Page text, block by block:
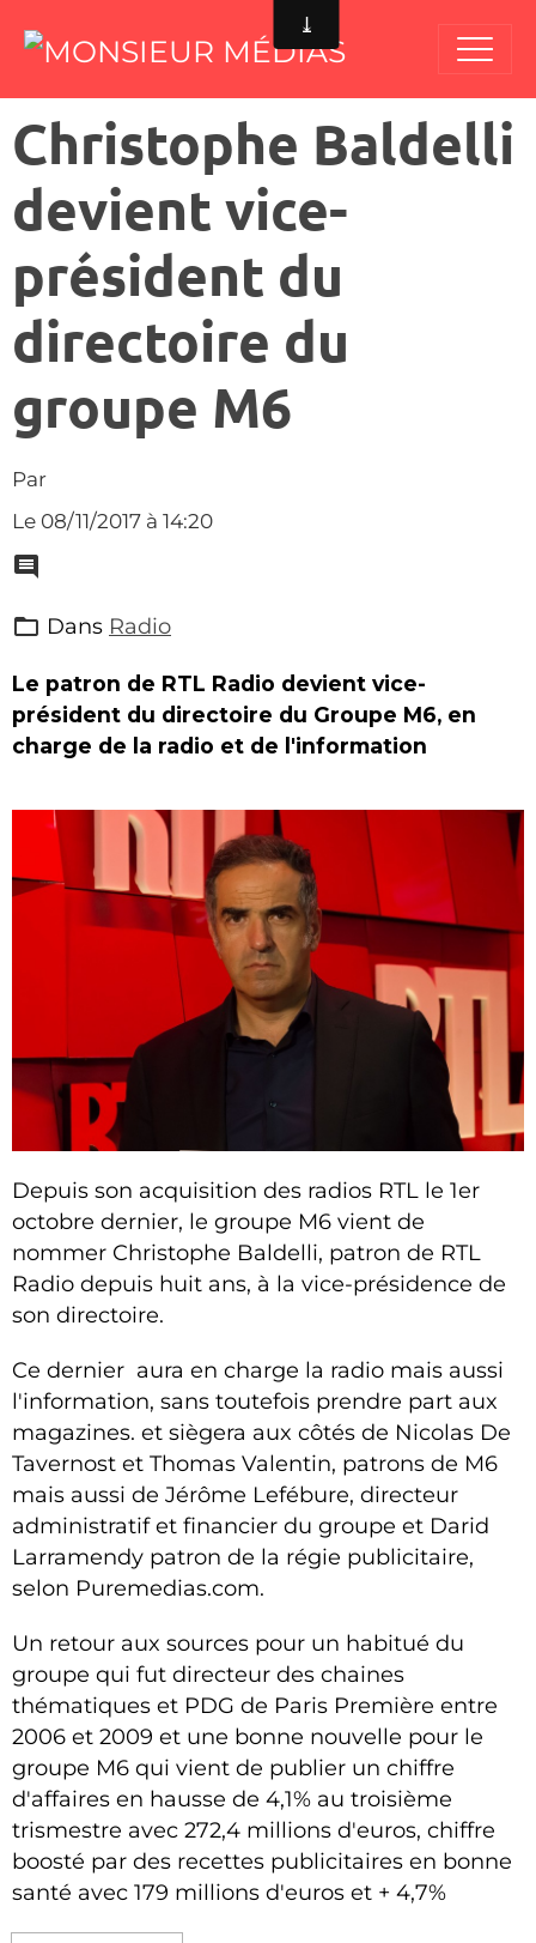
Christophe Baldelli
devient vice-
président du
directoire du
groupe M6
Par
Le 08/11/2017 à 14:20
Dans Radio
Le patron de RTL Radio devient vice-
président du directoire du Groupe M6, en
charge de la radio et de l'information
Depuis son acquisition des radios RTL le 1er
octobre dernier, le groupe M6 vient de
nommer Christophe Baldelli, patron de RTL
Radio depuis huit ans, à la vice-présidence de
son directoire.
Ce dernier aura en charge la radio mais aussi
l'information, sans toutefois prendre part aux
magazines. et siègera aux côtés de Nicolas De
Tavernost et Thomas Valentin, patrons de M6
mais aussi de Jérôme Lefébure, directeur
administratif et financier du groupe et Darid
Larramendy patron de la régie publicitaire,
selon Puremedias.com.
Un retour aux sources pour un habitué du
groupe qui fut directeur des chaines
thématiques et PDG de Paris Première entre
2006 et 2009 et une bonne nouvelle pour le
groupe M6 qui vient de publier un chiffre
d'affaires en hausse de 4,1% au troisième
trismestre avec 272,4 millions d'euros, chiffre
boosté par des recettes publicitaires en bonne
santé avec 179 millions d'euros et + 4,7%